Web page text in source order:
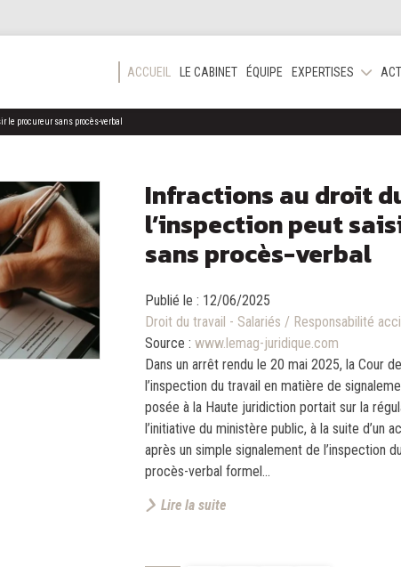
ACCUEIL LE CABINET ÉQUIPE EXPERTISES
le procureur sans procès-verbal
Infractions au droit
l’inspection peut
sans procès-verbal
Publié le : 12/06/2025
Droit du travail - Salariés / Responsabilité
Source : www.lemag-juridique.com
Dans un arrêt rendu le 20 mai 2025, la Cour
l’inspection du travail en matière de
posée à la Haute juridiction portait sur la
l’initiative du ministère public, à la suite d’un
après un simple signalement de l’inspection
procès-verbal formel...
Lire la suite